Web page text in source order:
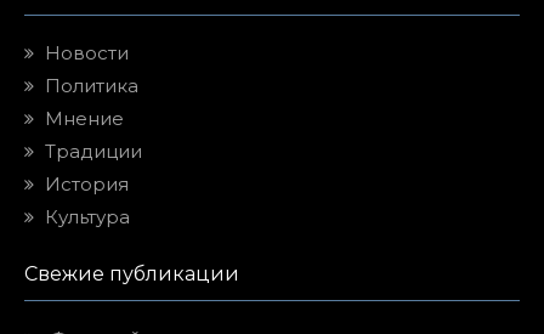
Новости
Политика
Мнение
Традиции
История
Культура
Свежие публикации